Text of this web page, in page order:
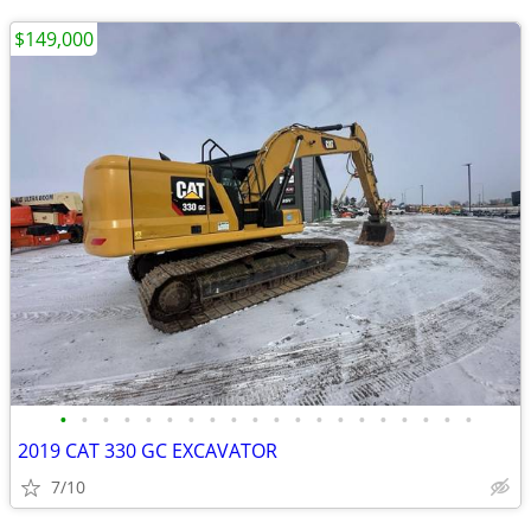
• • • • • • • • • • • • • • • • • • • •
2019 CAT 330 GC EXCAVATOR
7/10
$149,000